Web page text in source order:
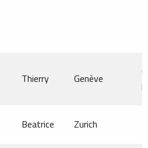
Thierry Genève
Beatrice Zurich